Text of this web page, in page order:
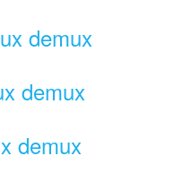
demux
demux
demux